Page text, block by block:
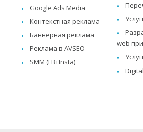
Google Ads Media
Контекстная реклама
Баннерная реклама
Реклама в AVSEO
SMM (FB+Insta)
web